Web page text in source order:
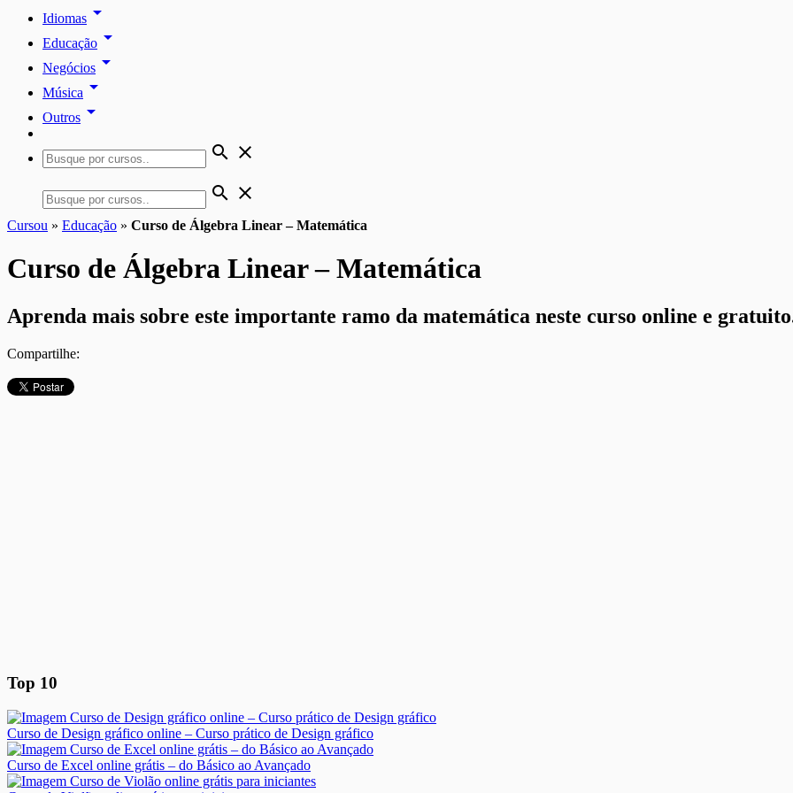
Idiomas arrow_drop_down
Educação arrow_drop_down
Negócios arrow_drop_down
Música arrow_drop_down
Outros arrow_drop_down
search close
search close
Cursou » Educação » Curso de Álgebra Linear – Matemática
Curso de Álgebra Linear – Matemática
Aprenda mais sobre este importante ramo da matemática neste curso online e
Compartilhe:
Top 10
Curso de Design gráfico online – Curso prático de Design gráfico
Curso de Excel online grátis – do Básico ao Avançado